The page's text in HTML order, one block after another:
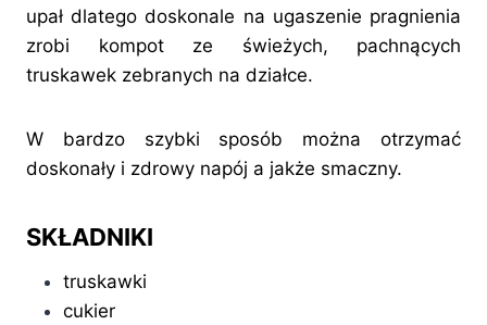
upał dlatego doskonale na ugaszenie pragnienia
zrobi kompot ze świeżych, pachnących
truskawek zebranych na działce.
W bardzo szybki sposób można otrzymać
doskonały i zdrowy napój a jakże smaczny.
SKŁADNIKI
truskawki
cukier